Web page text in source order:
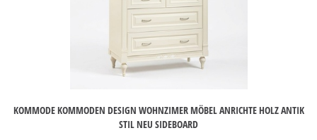
KOMMODE KOMMODEN DESIGN WOHNZIMER MÖBEL ANRICHTE HOLZ ANTIK
STIL NEU SIDEBOARD